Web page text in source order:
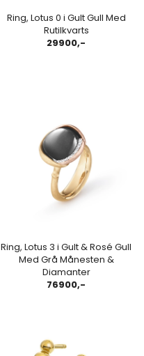
Ring, Lotus 0 i Gult Gull Med
Rutilkvarts
29900,-
Ring, Lotus 3 i Gult & Rosé Gull
Med Grå Månesten &
Diamanter
76900,-